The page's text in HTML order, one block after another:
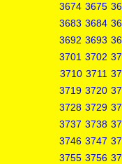
3674 3675
3683 3684
3692 3693
3701 3702
3710 3711
3719 3720
3728 3729
3737 3738
3746 3747
3755 3756